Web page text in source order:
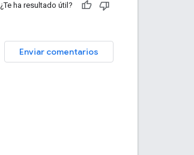
¿Te ha resultado útil?
Enviar comentarios